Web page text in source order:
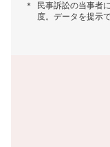
＊
民事訴訟の当事者
度。データを提示